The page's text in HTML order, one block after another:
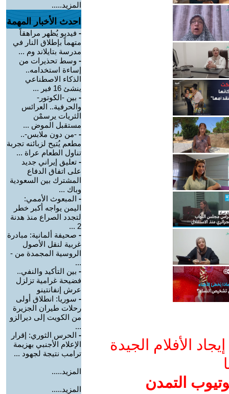
الأفلام الجيدة
التمدن
المزيد.....
احدث الأخبار المهمة
- فيديو يُظهر مراهقاً
متهماً بإطلاق النار في
مدرسة بتايلاند وم ...
- وسط تحذيرات من
إساءة استخدامه..
الذكاء الاصطناعي
ينشئ 16 فير ...
- بين -الكوتور-
والحرفية.. العرائس
الثريات يرسمْن
مستقبل الموض ...
- -من دون ملابس-..
مطعم يُتيح لزبائنه تجربة
تناول الطعام عراة ...
- تعليق إيراني جديد
على اتفاق الدفاع
المشترك بين السعودية
وباك ...
- المبعوث الأممي:
اليمن يواجه أكبر خطر
لتجدد الصراع منذ هدنة
2 ...
- صحيفة ألمانية: مبادرة
غربية لنقل الأصول
الروسية المجمدة من -
...
- بين التأكيد والنفي..
فضيحة غرامية تزلزل
عرش إنفانتينو
- سوريا: انطلاق أولى
رحلات طيران الجزيرة
من الكويت إلى ديرالزو
...
- الحرس الثوري: إقرار
الإعلام الأجنبي بهزيمة
ترامب نتيجة لجهود ...
المزيد.....
المزيد.....